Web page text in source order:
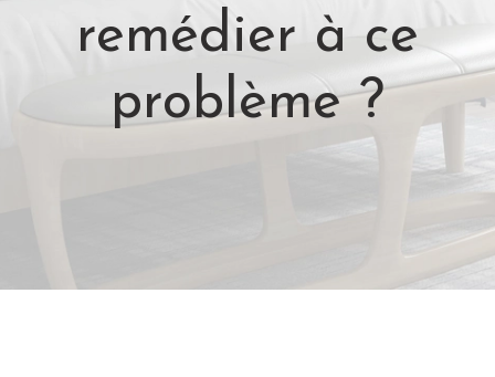
remédier à ce
problème ?